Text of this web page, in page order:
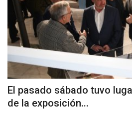
Galerías
Contacto
Empresas
El pasado sábado tuvo
de la exposición...